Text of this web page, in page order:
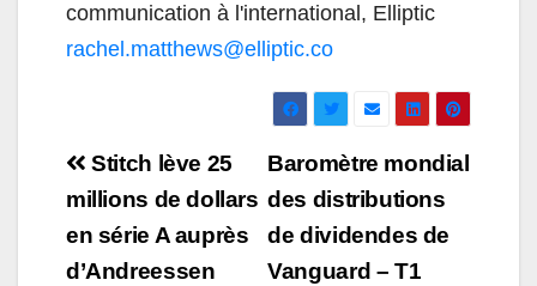
communication à l'international, Elliptic
rachel.matthews@elliptic.co
Navigation
de
l’article
Baromètre mondial
des distributions
de dividendes de
Vanguard – T1
Stitch lève 25
millions de dollars
en série A auprès
d’Andreessen